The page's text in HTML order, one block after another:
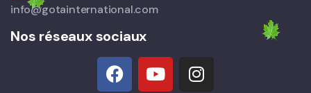
info@gotainternational.com
Nos réseaux sociaux